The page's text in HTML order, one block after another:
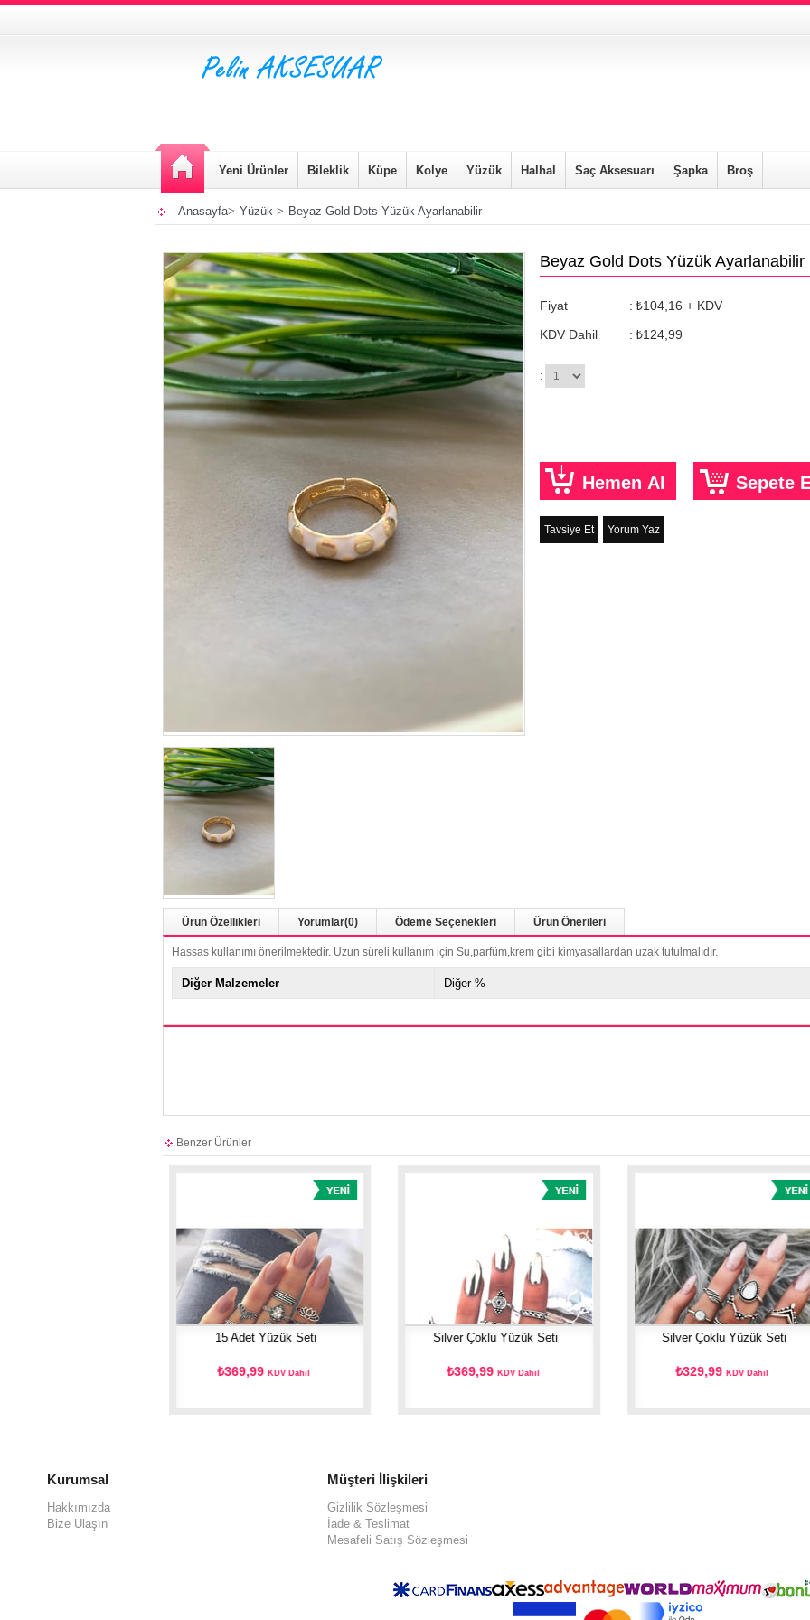
Yeni Ürünler Bileklik Küpe Kolye Yüzük Halhal Saç Aksesuarı Şapka Broş
Anasayfa> Yüzük > Beyaz Gold Dots Yüzük Ayarlanabilir
Beyaz Gold Dots Yüzük Ayarlanabilir
Fiyat : ₺104,16 + KDV
KDV Dahil
: ₺124,99
:
Tavsiye Et Yorum Yaz
Ürün Özellikleri Yorumlar(0) Ödeme Seçenekleri Ürün Önerileri
Hassas kullanımı önerilmektedir. Uzun süreli kullanım için Su,parfüm,krem gibi kimyasallardan uzak tutulmalıdır.
Diğer Malzemeler Diğer %
Benzer Ürünler
15 Adet Yüzük Seti
₺369,99KDV Dahil
Silver Çoklu Yüzük Seti
₺369,99KDV Dahil
Silver Çoklu Yüzük Seti
₺329,99KDV Dahil
Kurumsal
Hakkımızda
Bize Ulaşın
Müşteri İlişkileri
Gizlilik Sözleşmesi
İade & Teslimat
Mesafeli Satış Sözleşmesi